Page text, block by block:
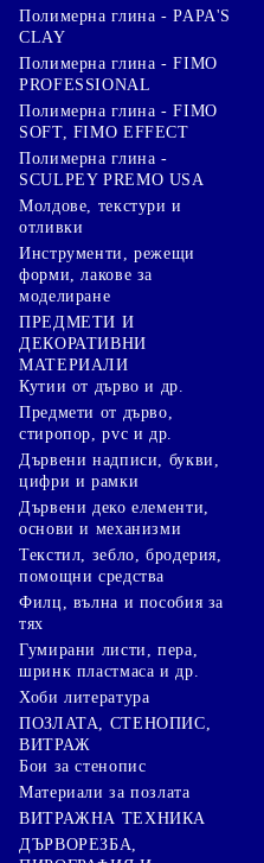
Полимерна глина - PAPA'S
CLAY
Полимерна глина - FIMO
PROFESSIONAL
Полимерна глина - FIMO
SOFT, FIMO EFFECT
Полимерна глина -
SCULPEY PREMO USA
Молдове, текстури и
отливки
Инструменти, режещи
форми, лакове за
моделиране
ПРЕДМЕТИ И
ДЕКОРАТИВНИ
МАТЕРИАЛИ
Кутии от дърво и др.
Предмети от дърво,
стиропор, pvc и др.
Дървени надписи, букви,
цифри и рамки
Дървени деко елементи,
основи и механизми
Текстил, зебло, бродерия,
помощни средства
Филц, вълна и пособия за
тях
Гумирани листи, пера,
шринк пластмаса и др.
Хоби литература
ПОЗЛАТА, СТЕНОПИС,
ВИТРАЖ
Бои за стенопис
Материали за позлата
ВИТРАЖНА ТЕХНИКА
ДЪРВОРЕЗБА,